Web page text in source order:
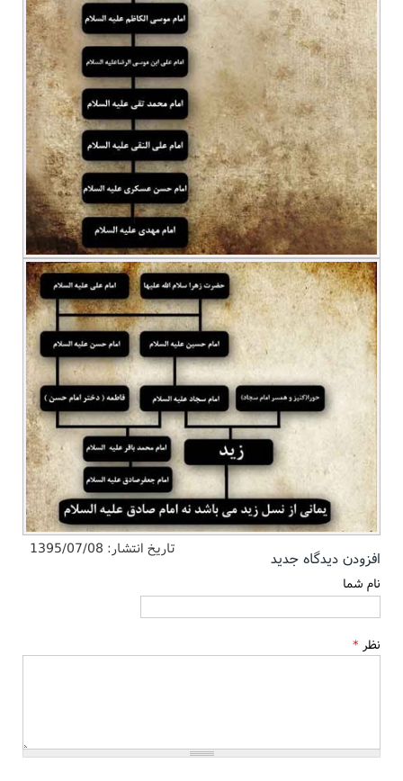
تاریخ انتشار: 1395/07/08 افزودن دیدگاه جدید
نام شما
نظر *